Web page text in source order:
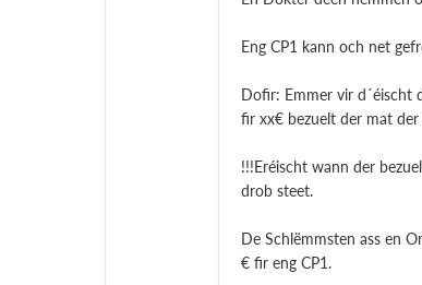
Eng CP1 kann och net
Dofir: Emmer vir d´éischt
fir xx€ bezuelt der mat der
!!!Eréischt wann der
drob steet.
De Schlëmmsten ass en
€ fir eng CP1.